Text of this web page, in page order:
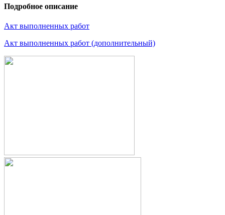
Подробное описание
Акт выполненных работ
Акт выполненных работ (дополнительный)